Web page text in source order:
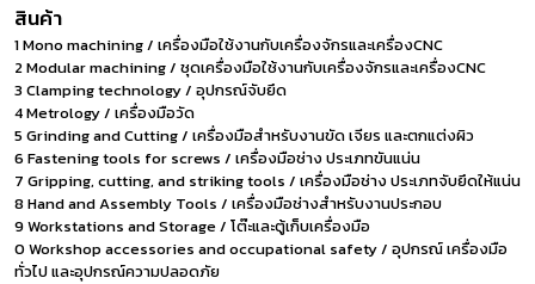
สินค้า
1 Mono machining / เครื่องมือใช้งานกับเครื่องจักรและเครื่องCNC
2 Modular machining / ชุดเครื่องมือใช้งานกับเครื่องจักรและเครื่องCNC
3 Clamping technology / อุปกรณ์จับยึด
4 Metrology / เครื่องมือวัด
5 Grinding and Cutting / เครื่องมือสำหรับงานขัด เจียร และตกแต่งผิว
6 Fastening tools for screws / เครื่องมือช่าง ประเภทขันแน่น
7 Gripping, cutting, and striking tools / เครื่องมือช่าง ประเภทจับยึดให้แน่น
8 Hand and Assembly Tools / เครื่องมือช่างสำหรับงานประกอบ
9 Workstations and Storage / โต๊ะและตู้เก็บเครื่องมือ
0 Workshop accessories and occupational safety / อุปกรณ์ เครื่องมือ
ทั่วไป และอุปกรณ์ความปลอดภัย